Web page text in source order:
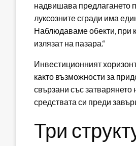
надвишава предлагането
луксозните сгради има
Наблюдаваме обекти, при
излязат на пазара.“
Инвестиционният
както възможности за
свързани със затварянето
средствата си преди
Три